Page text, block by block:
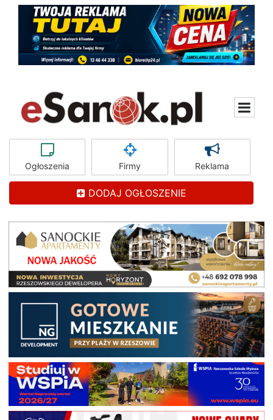
Ogłoszenia Firmy Reklama
DODAJ OGŁOSZENIE